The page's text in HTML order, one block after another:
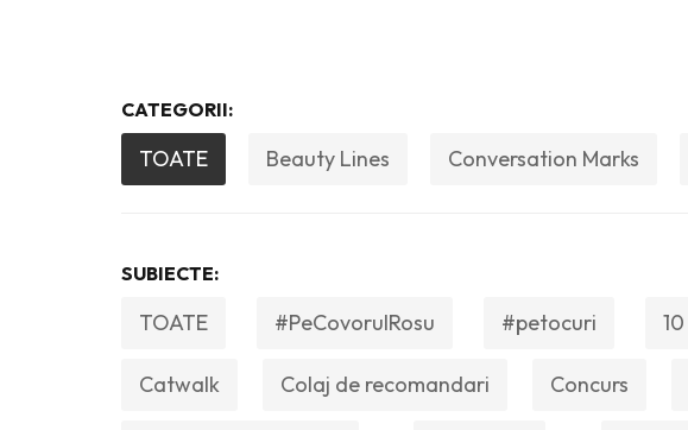
CATEGORII:
TOATE Beauty Lines Conversation Marks
SUBIECTE:
TOATE #PeCovorulRosu #petocuri
Catwalk Colaj de recomandari Concurs